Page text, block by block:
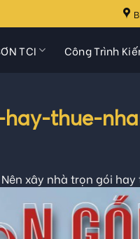
TCI Công Trình
thue-
Nên xây nhà trọn gói